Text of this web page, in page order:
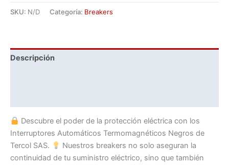
Tercol
SKU: N/D Categoría: Breakers
Descripción
Descubre el poder de la protección eléctrica con los
Interruptores Automáticos Termomagnéticos Negros de
Tercol SAS.
Nuestros breakers no solo aseguran la
continuidad de tu suministro eléctrico, sino que también